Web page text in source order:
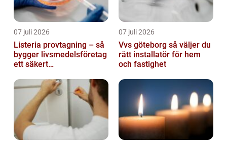
07 juli 2026
Listeria provtagning – så
bygger livsmedelsföretag
ett säkert
07 juli 2026
Vvs göteborg så väljer du
rätt installatör för hem
och fastighet